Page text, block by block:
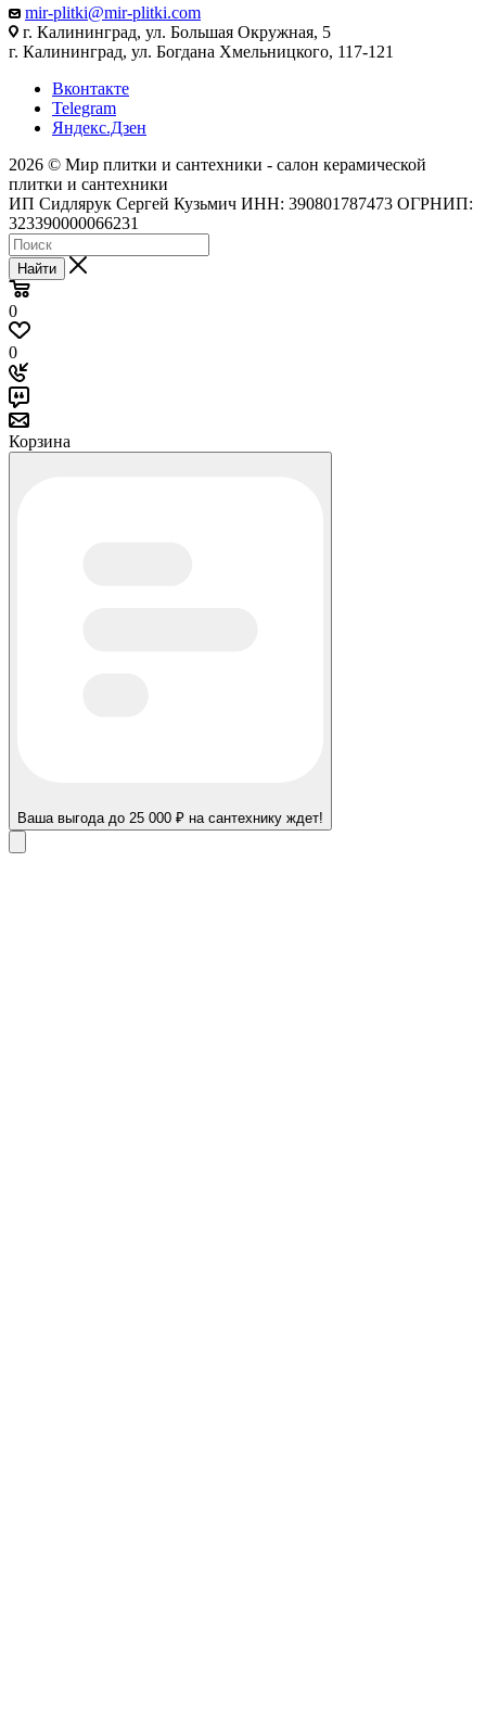
mir-plitki@mir-plitki.com
г. Калининград, ул. Большая Окружная, 5
г. Калининград, ул. Богдана Хмельницкого, 117-121
Вконтакте
Telegram
Яндекс.Дзен
2026 © Мир плитки и сантехники - салон керамической
плитки и сантехники
ИП Сидлярук Сергей Кузьмич ИНН: 390801787473 ОГРНИП:
323390000066231
Найти
0
0
Корзина
Ваша выгода до 25 000 ₽ на сантехнику ждет!